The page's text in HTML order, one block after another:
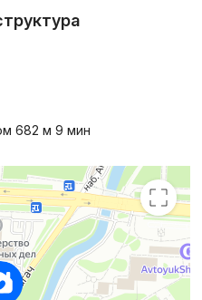
682 м 9 мин